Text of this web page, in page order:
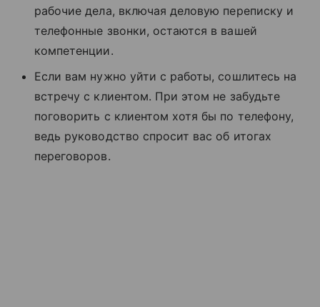
рабочие дела, включая деловую переписку и
телефонные звонки, остаются в вашей
компетенции.
Если вам нужно уйти с работы, сошлитесь на
встречу с клиентом. При этом не забудьте
поговорить с клиентом хотя бы по телефону,
ведь руководство спросит вас об итогах
переговоров.